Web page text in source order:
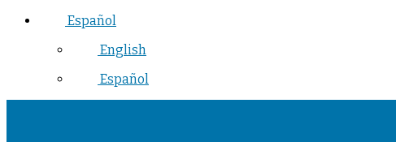
Español
English
Español